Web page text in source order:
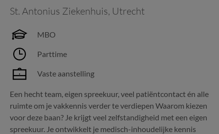
St. Antonius Ziekenhuis, Utrecht
MBO
Parttime
Vaste aanstelling
Een hecht team, eigen spreekuur, veel patiëntcontact én alle
ruimte om je vakkennis verder te verdiepen Waarom kiezen
voor deze baan? Je krijgt veel zelfstandigheid met een eigen
spreekuur. Je ontwikkelt je medisch-inhoudelijke kennis